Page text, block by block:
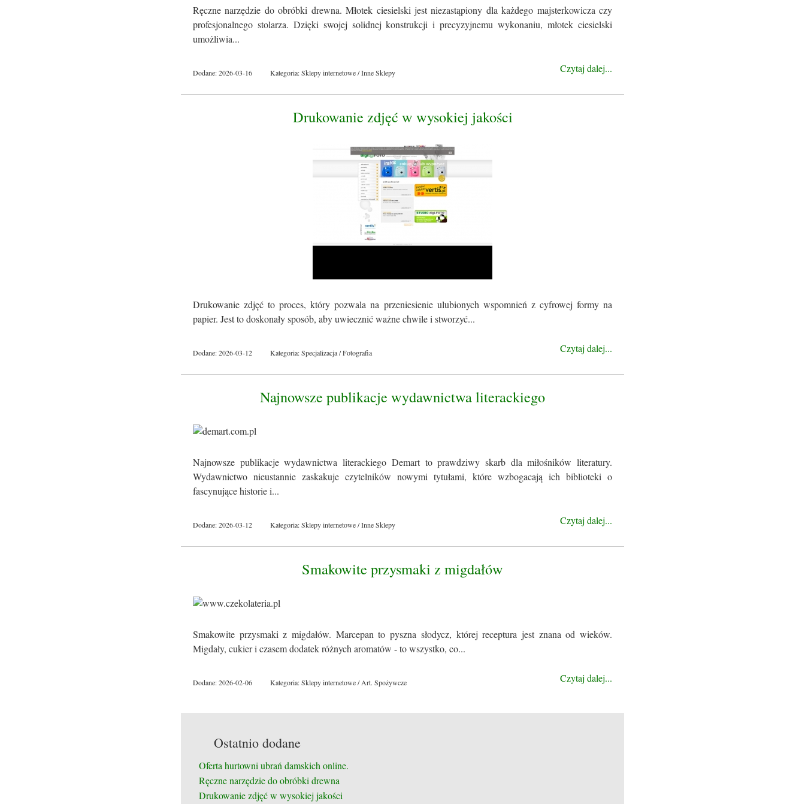
Ręczne narzędzie do obróbki drewna. Młotek ciesielski jest niezastąpiony dla każdego majsterkowicza czy
profesjonalnego stolarza. Dzięki swojej solidnej konstrukcji i precyzyjnemu wykonaniu, młotek ciesielski
umożliwia...
Czytaj dalej...
Dodane: 2026-03-16 Kategoria: Sklepy internetowe / Inne Sklepy
Drukowanie zdjęć w wysokiej jakości
Drukowanie zdjęć to proces, który pozwala na przeniesienie ulubionych wspomnień z cyfrowej formy na
papier. Jest to doskonały sposób, aby uwiecznić ważne chwile i stworzyć...
Czytaj dalej...
Dodane: 2026-03-12 Kategoria: Specjalizacja / Fotografia
Najnowsze publikacje wydawnictwa literackiego
Najnowsze publikacje wydawnictwa literackiego Demart to prawdziwy skarb dla miłośników literatury.
Wydawnictwo nieustannie zaskakuje czytelników nowymi tytułami, które wzbogacają ich biblioteki o
fascynujące historie i...
Czytaj dalej...
Dodane: 2026-03-12 Kategoria: Sklepy internetowe / Inne Sklepy
Smakowite przysmaki z migdałów
Smakowite przysmaki z migdałów. Marcepan to pyszna słodycz, której receptura jest znana od wieków.
Migdały, cukier i czasem dodatek różnych aromatów - to wszystko, co...
Czytaj dalej...
Dodane: 2026-02-06 Kategoria: Sklepy internetowe / Art. Spożywcze
Ostatnio dodane
Oferta hurtowni ubrań damskich online.
Ręczne narzędzie do obróbki drewna
Drukowanie zdjęć w wysokiej jakości